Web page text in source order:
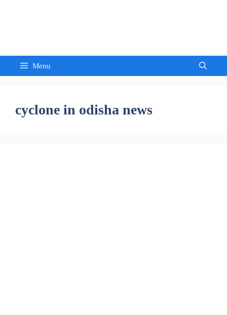
Menu
cyclone in odisha news